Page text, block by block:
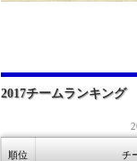
2017チームランキング
順位 チ